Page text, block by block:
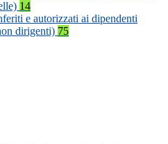
14
e autorizzati ai dipendenti
dirigenti) 75